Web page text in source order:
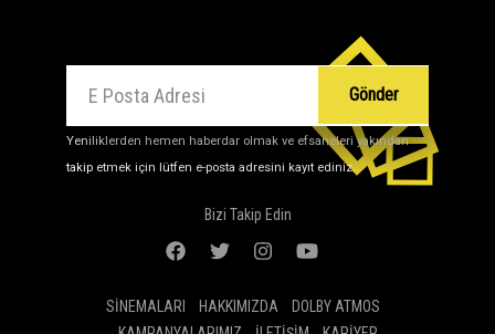
Gönder
Yeniliklerden hemen haberdar olmak ve efsaneleri yakından
takip etmek için lütfen e-posta adresini kayıt ediniz.
Bizi Takip Edin
SINEMALARI HAKKIMIZDA
DOLBY ATMOS